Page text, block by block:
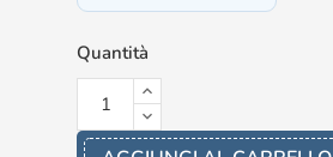
Quantità